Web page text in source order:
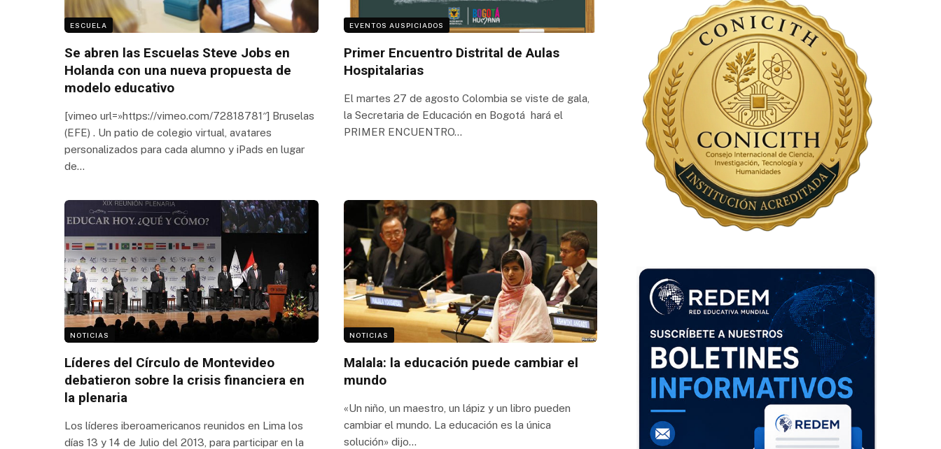
ESCUELA
Se abren las Escuelas Steve Jobs en
Holanda con una nueva propuesta de
modelo educativo
[vimeo url=»https://vimeo.com/72818781″] Bruselas
(EFE) . Un patio de colegio virtual, avatares
personalizados para cada alumno y iPads en lugar
de…
EVENTOS AUSPICIADOS
Primer Encuentro Distrital de Aulas
Hospitalarias
El martes 27 de agosto Colombia se viste de gala,
la Secretaria de Educación en Bogotá hará el
PRIMER ENCUENTRO…
NOTICIAS
Líderes del Círculo de Montevideo
debatieron sobre la crisis financiera en
la plenaria
Los líderes iberoamericanos reunidos en Lima los
días 13 y 14 de Julio del 2013, para participar en la
NOTICIAS
Malala: la educación puede cambiar el
mundo
«Un niño, un maestro, un lápiz y un libro pueden
cambiar el mundo. La educación es la única
solución» dijo…